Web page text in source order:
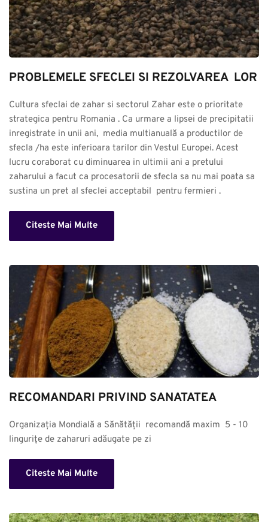
PROBLEMELE SFECLEI SI REZOLVAREA  LOR
Cultura sfeclai de zahar si sectorul Zahar este o prioritate
strategica pentru Romania . Ca urmare a lipsei de precipitatii
inregistrate in unii ani,  media multianuală a productilor de
sfecla /ha este inferioara tarilor din Vestul Europei. Acest
lucru coraborat cu diminuarea in ultimii ani a pretului
zaharului a facut ca procesatorii de sfecla sa nu mai poata sa
sustina un pret al sfeclei acceptabil  pentru fermieri .
Citeste Mai Multe
RECOMANDARI PRIVIND SANATATEA
Organizația Mondială a Sănătății  recomandă maxim  5 - 10
lingurițe de zaharuri adăugate pe zi
Citeste Mai Multe